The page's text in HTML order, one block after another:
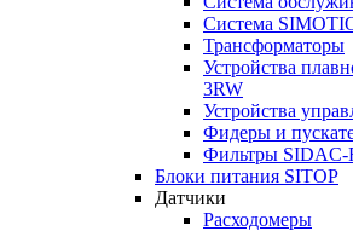
Система
Трансформаторы
Устройства
3RW
Устройства
Фидеры и
Фильтры SIDAC-
Блоки питания SITOP
Датчики
Расходомеры